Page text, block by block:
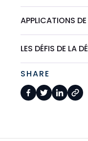
APPLICATIONS
LES DÉFIS DE LA
SHARE